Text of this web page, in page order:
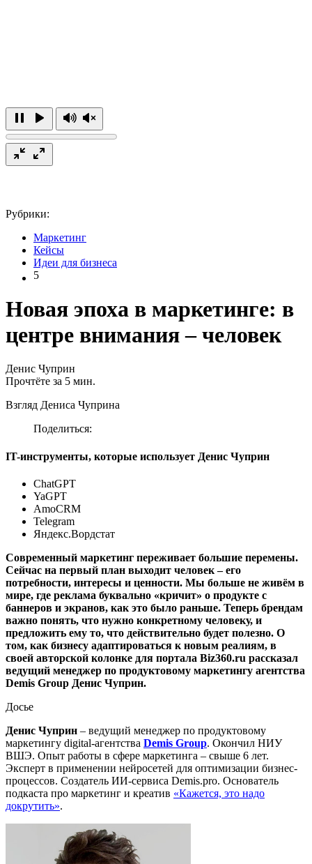
Рубрики:
Маркетинг
Кейсы
Идеи для бизнеса
5
Новая эпоха в маркетинге: в
центре внимания – человек
Денис Чуприн
Прочтёте за 5 мин.
Взгляд Дениса Чуприна
Поделиться:
IT-инструменты, которые использует Денис Чуприн
ChatGPT
YaGPT
AmoCRM
Telegram
Яндекс.Вордстат
Современный маркетинг переживает большие перемены.
Сейчас на первый план выходит человек – его
потребности, интересы и ценности. Мы больше не живём в
мире, где реклама буквально «кричит» о продукте с
баннеров и экранов, как это было раньше. Теперь брендам
важно понять, что нужно конкретному человеку, и
предложить ему то, что действительно будет полезно. О
том, как бизнесу адаптироваться к новым реалиям, в
своей авторской колонке для портала Biz360.ru рассказал
ведущий менеджер по продуктовому маркетингу агентства
Demis Group Денис Чуприн.
Досье
Денис Чуприн – ведущий менеджер по продуктовому
маркетингу digital-агентства Demis Group. Окончил НИУ
ВШЭ. Опыт работы в сфере маркетинга – свыше 6 лет.
Эксперт в применении нейросетей для оптимизации бизнес-
процессов. Создатель ИИ-сервиса Demis.pro. Основатель
подкаста про маркетинг и креатив «Кажется, это надо
докрутить».